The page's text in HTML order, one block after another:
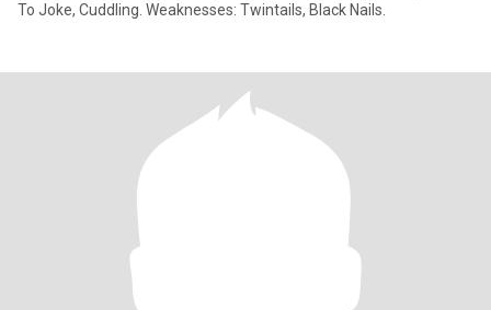
To Joke, Cuddling. Weaknesses: Twintails, Black Nails.